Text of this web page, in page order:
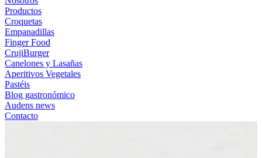
Productos
Croquetas
Empanadillas
Finger Food
CrujiBurger
Canelones y Lasañas
Aperitivos Vegetales
Pastéis
Blog gastronómico
Audens news
Contacto